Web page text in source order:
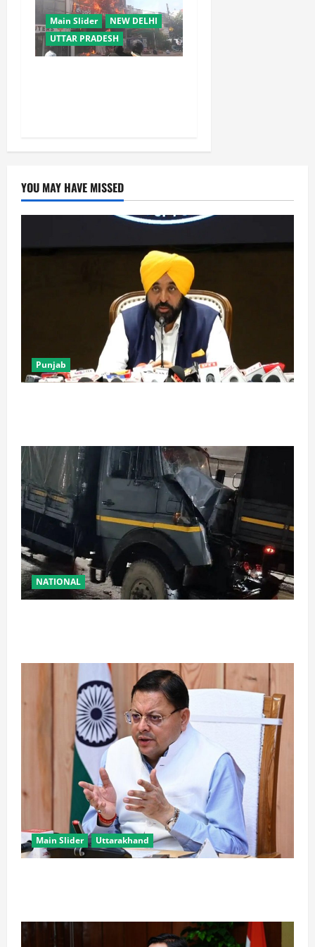
Main Slider
NEW DELHI
UTTAR PRADESH
YOU MAY HAVE MISSED
Punjab
NATIONAL
Main Slider Uttarakhand